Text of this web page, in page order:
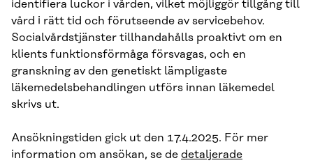
identifiera luckor i vården, vilket möjliggör tillgång till
vård i rätt tid och förutseende av servicebehov.
Socialvårdstjänster tillhandahålls proaktivt om en
klients funktionsförmåga försvagas, och en
granskning av den genetiskt lämpligaste
läkemedelsbehandlingen utförs innan läkemedel
skrivs ut.
Ansökningstiden gick ut den 17.4.2025. För mer
information om ansökan, se de detaljerade